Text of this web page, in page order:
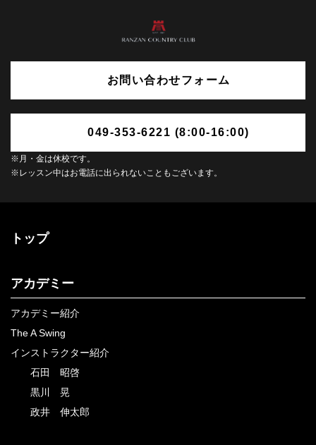
お問い合わせフォーム
049-353-6221 (8:00-16:00)
※月・金は休校です。
※レッスン中はお電話に出られないこともございます。
トップ
アカデミー
アカデミー紹介
The A Swing
インストラクター紹介
石田 昭啓
黒川 晃
政井 伸太郎